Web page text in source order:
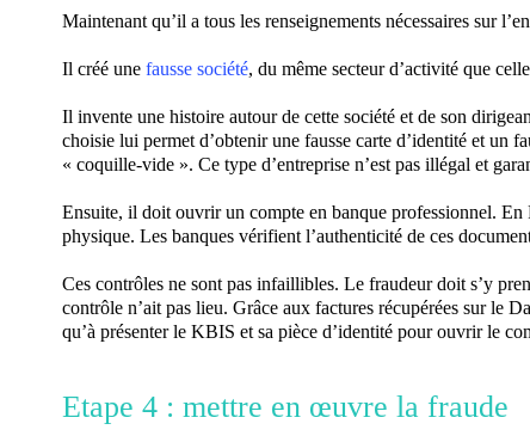
Maintenant qu’il a tous les renseignements nécessaires sur
Il créé une fausse société, du même secteur d’activité que
Il invente une histoire autour de cette société et de son
choisie lui permet d’obtenir une fausse carte d’identité et un
« coquille-vide ». Ce type d’entreprise n’est pas illégal et
Ensuite, il doit ouvrir un compte en banque professionnel. En
physique. Les banques vérifient l’authenticité de ces
Ces contrôles ne sont pas infaillibles. Le fraudeur doit s’y
contrôle n’ait pas lieu. Grâce aux factures récupérées sur le
qu’à présenter le KBIS et sa pièce d’identité pour ouvrir le
Etape 4 : mettre en œuvre la fraude